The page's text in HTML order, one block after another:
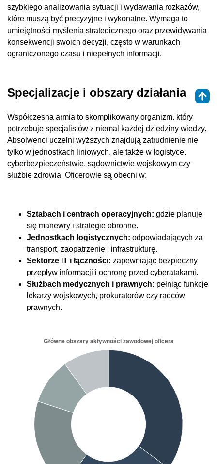
szybkiego analizowania sytuacji i wydawania rozkazów,
które muszą być precyzyjne i wykonalne. Wymaga to
umiejętności myślenia strategicznego oraz przewidywania
konsekwencji swoich decyzji, często w warunkach
ograniczonego czasu i niepełnych informacji.
Specjalizacje i obszary działania
Współczesna armia to skomplikowany organizm, który
potrzebuje specjalistów z niemal każdej dziedziny wiedzy.
Absolwenci uczelni wyższych znajdują zatrudnienie nie
tylko w jednostkach liniowych, ale także w logistyce,
cyberbezpieczeństwie, sądownictwie wojskowym czy
służbie zdrowia. Oficerowie są obecni w:
Sztabach i centrach operacyjnych: gdzie planuje
się manewry i strategie obronne.
Jednostkach logistycznych: odpowiadających za
transport, zaopatrzenie i infrastrukturę.
Sektorze IT i łączności: zapewniając bezpieczny
przepływ informacji i ochronę przed cyberatakami.
Służbach medycznych i prawnych: pełniąc funkcje
lekarzy wojskowych, prokuratorów czy radców
prawnych.